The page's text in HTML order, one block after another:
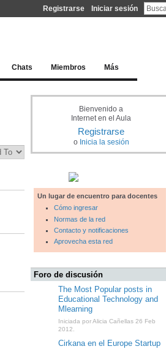
Registrarse Iniciar sesión
Chats Miembros Más
Bienvenido a
Internet en el Aula
Registrarse
o Inicia la sesión
Un lugar de encuentro para docentes
Cómo ingresar
Normas de la red
Contacto y notificaciones
Aprovecha esta red
Foro de discusión
The Most Popular posts in
Educational Technology and
Mlearning
Iniciada por Alicia Cañellas 26 Feb
2012.
Cirkana en el Europe Startup